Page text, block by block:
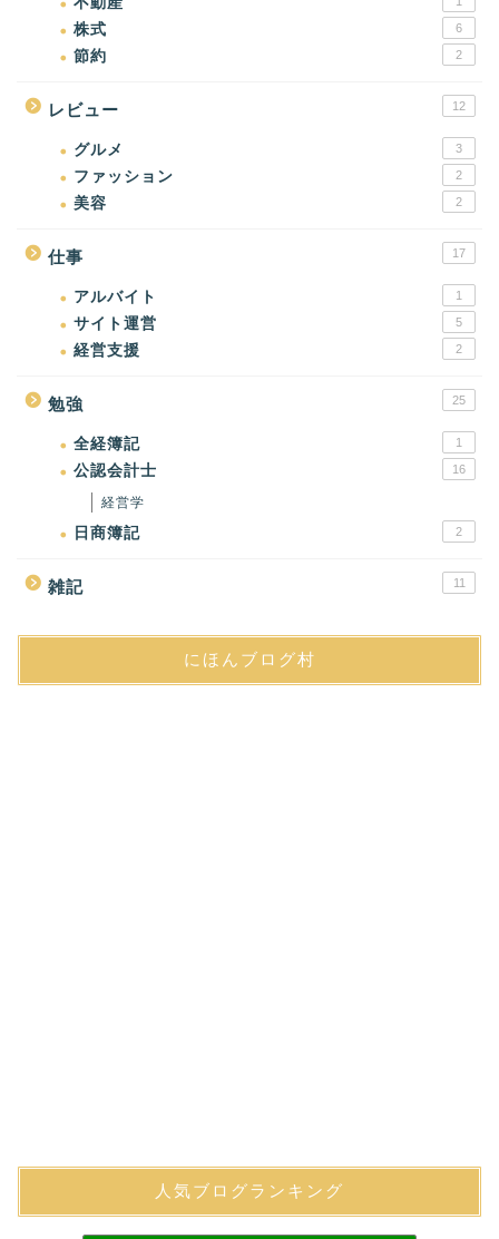
株式 6
節約 2
レビュー 12
グルメ 3
ファッション 2
美容 2
仕事 17
アルバイト 1
サイト運営 5
経営支援 2
勉強 25
全経簿記 1
公認会計士 16
経営学
日商簿記 2
雑記 11
にほんブログ村
人気ブログランキング